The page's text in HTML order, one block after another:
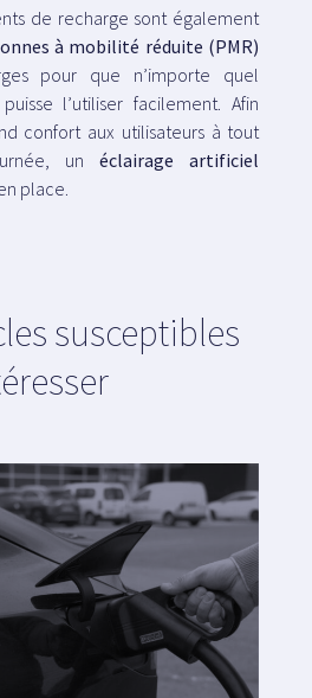
de recharge sont également
à mobilité réduite (PMR)
pour que n’importe quel
l’utiliser facilement. Afin
confort aux utilisateurs à tout
unéclairage artificiel
place.
susceptibles